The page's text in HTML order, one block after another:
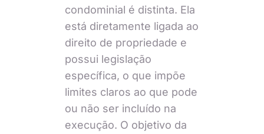
condominial é distinta. Ela
está diretamente ligada ao
direito de propriedade e
possui legislação
específica, o que impõe
limites claros ao que pode
ou não ser incluído na
execução. O objetivo da